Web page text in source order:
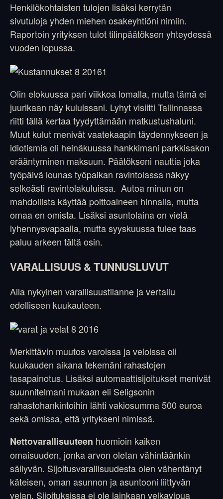
Henkilökohtaisten tulojen lisäksi kerrytän
sivutuloja yhden miehen osakeyhtiöni nimiin.
Raportoin yrityksen tulot tilinpäätöksen yhteydessä
vuoden lopussa.
Olin elokuussa pari viikkoa lomalla, mutta tämä ei
juurikaan näy kuluissani. Lyhyt visiitti Tallinnassa
riitti tällä kertaa tyydyttämään matkustushaluni.
Muut kulut menivät vaatekaapin täydennykseen ja
idiotismia oli heinäkuussa hankkimani parkkisakon
erääntyminen maksuun. Päätökseni nauttia joka
työpäivä lounas työpaikan ravintolassa näkyy
selkeästi ravintolakuluissa. Autoa minun on
mahdollista käyttää polttoaineen hinnalla, mutta
omaa en omista. Lisäksi asuntolaina on vielä
lyhennysvapaalla, mutta syyskuussa tulee taas
paluu arkeen tältä osin.
VARALLISUUS & TUNNUSLUVUT
Alla nykyinen varallisuustilanne ja vertailu
edelliseen kuukauteen.
Merkittävin muutos varoissa ja veloissa oli
kuukauden aikana tekemäni rahastojen
tasapainotus. Lisäksi automaattisijoitukset menivät
suunnitelmani mukaan eli Seligsonin
rahastohankintoihin lähti vakiosumma 500 euroa
sekä omissa, että yritykseni nimissä.
Nettovarallisuuteen huomioin kaiken
omaisuuden, jonka arvon oletan vähintäänkin
säilyvän. Sijoitusvarallisuudesta olen vähentänyt
käteisen, oman asunnon ja asuntooni liittyvän
velan. Sijoituksissa ei ole lainkaan velkavipua